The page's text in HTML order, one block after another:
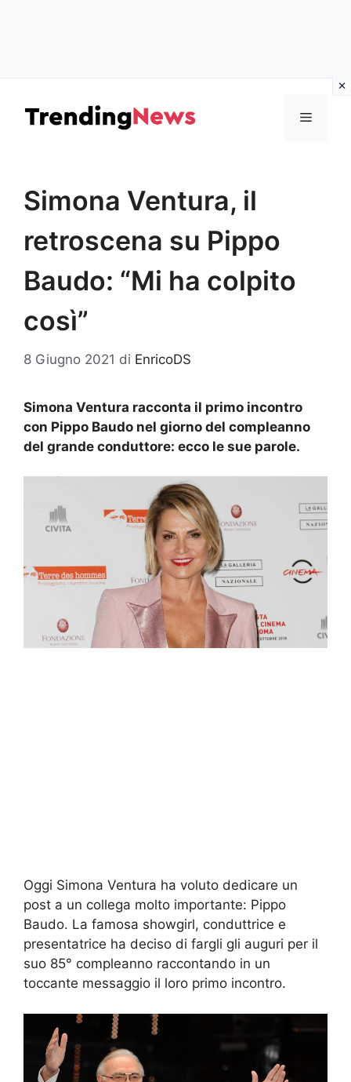
contenuto
Menu
Simona Ventura, il
retroscena su Pippo
Baudo: “Mi ha colpito
così”
8 Giugno 2021 di EnricoDS
Simona Ventura racconta il primo incontro
con Pippo Baudo nel giorno del compleanno
del grande conduttore: ecco le sue parole.
Oggi Simona Ventura ha voluto dedicare un
post a un collega molto importante: Pippo
Baudo. La famosa showgirl, conduttrice e
presentatrice ha deciso di fargli gli auguri per il
suo 85° compleanno raccontando in un
toccante messaggio il loro primo incontro.